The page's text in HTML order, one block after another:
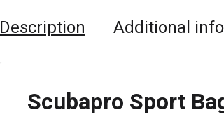
Description Additional
Scubapro Sport